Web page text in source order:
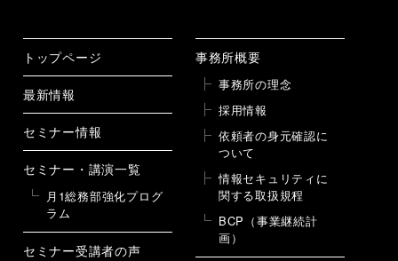
トップページ
最新情報
セミナー情報
セミナー・講演一覧
月1総務部強化プログ
ラム
セミナー受講者の声
事務所概要
事務所の理念
採用情報
依頼者の身元確認に
ついて
情報セキュリティに
関する取扱規程
BCP（事業継続計
画）